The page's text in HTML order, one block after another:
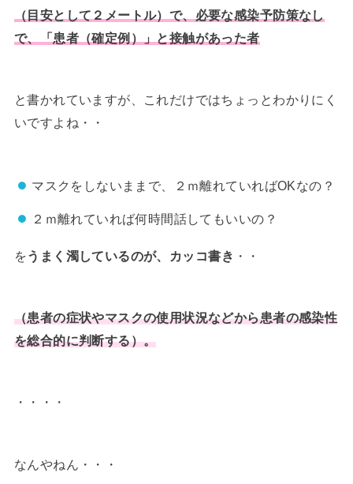
（目安として２メートル）で、必要な感染予防策なし
で、「患者（確定例）」と接触があった者
と書かれていますが、これだけではちょっとわかりにく
いですよね・・
マスクをしないままで、２ｍ離れていればOKなの？
２ｍ離れていれば何時間話してもいいの？
をうまく濁しているのが、カッコ書き ・・
（患者の症状やマスクの使用状況などから患者の感染性
を総合的に判断する）。
・・・・
なんやねん・・・